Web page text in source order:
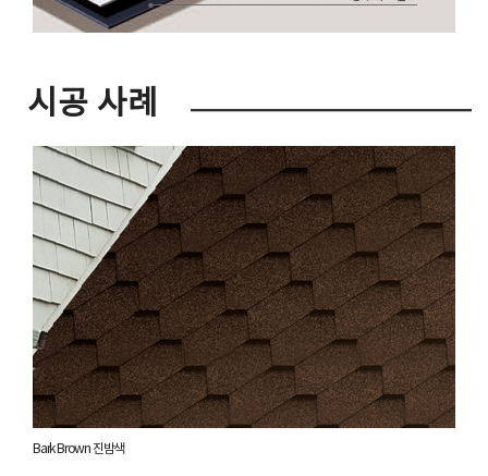
시공 사례
Bark Brown 진밤색